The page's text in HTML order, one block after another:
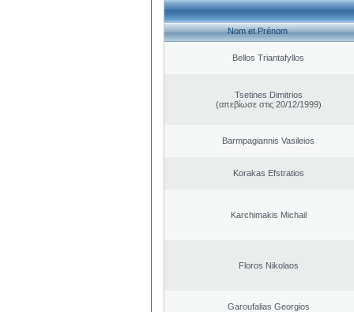
Nom et Prénom
Bellos Triantafyllos
Tsetines Dimitrios
(απεβίωσε στις 20/12/1999)
Barmpagiannis Vasileios
Korakas Efstratios
Karchimakis Michail
Floros Nikolaos
Garoufalias Georgios